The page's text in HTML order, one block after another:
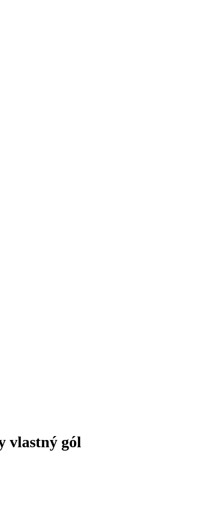
vlastný gól